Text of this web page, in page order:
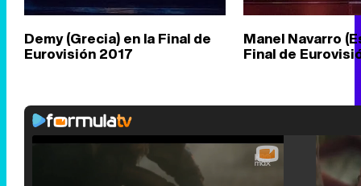
Demy (Grecia) en la Final de
Eurovisión 2017
Manel Navarro
Final de